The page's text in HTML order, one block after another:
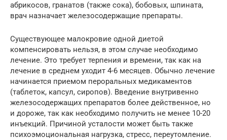
абрикосов, гранатов (также сока), бобовых, шпината,
врач назначает железосодержащие препараты.
Существующее малокровие одной диетой
компенсировать нельзя, в этом случае необходимо
лечение. Это требует терпения и времени, так как на
лечение в среднем уходит 4-6 месяцев. Обычно лечение
начинается приемом пероральных медикаментов
(таблеток, капсул, сиропов). Введение внутривенно
железосодержащих препаратов более действенное, но
и дороже, так как необходимо получить не менее 10-20
инъекций. Причиной усталости может быть также
психоэмоциональная нагрузка, стресс, переутомление.